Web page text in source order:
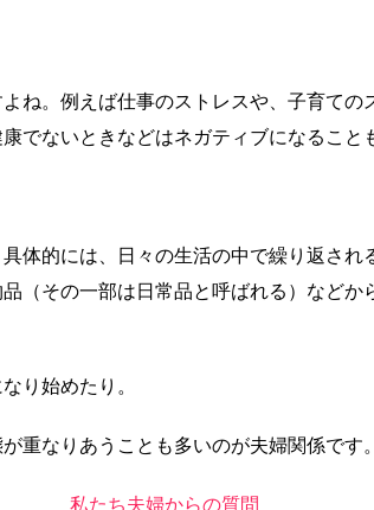
ね。例えば仕事のストレスや、子育て
でないときなどはネガティブになること
体的には、日々の生活の中で繰り返され
（その一部は日常品と呼ばれる）などか
り始めたり。
重なりあうことも多いのが夫婦関係です。
私たち夫婦からの質問